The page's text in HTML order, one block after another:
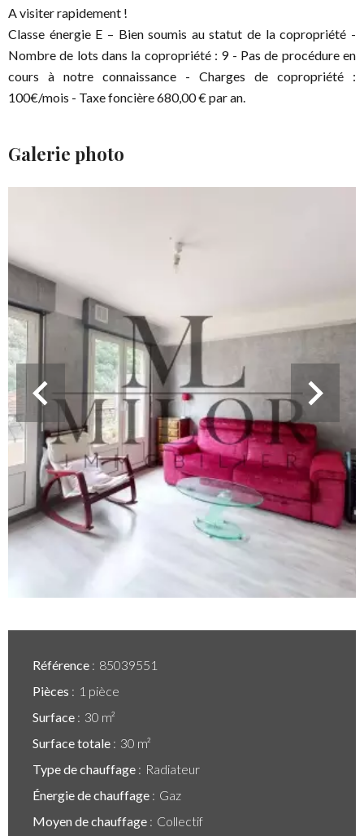
A visiter rapidement !
Classe énergie E – Bien soumis au statut de la copropriété -
Nombre de lots dans la copropriété : 9 - Pas de procédure en
cours à notre connaissance - Charges de copropriété :
100€/mois - Taxe foncière 680,00 € par an.
Galerie photo
Référence
85039551
Pièces
1 pièce
Surface
30 m²
Surface totale
30 m²
Type de chauffage
Radiateur
Énergie de chauffage
Gaz
Moyen de chauffage
Collectif